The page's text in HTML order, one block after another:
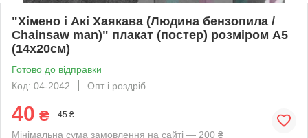
"Хімено і Акі Хаякава (Людина бензопила /
Chainsaw man)" плакат (постер) розміром А5
(14х20см)
Готово до відправки
Код: 04-2042
Опт і роздріб
40 ₴ 45 ₴
Мінімальна сума замовлення на сайті — 200 ₴